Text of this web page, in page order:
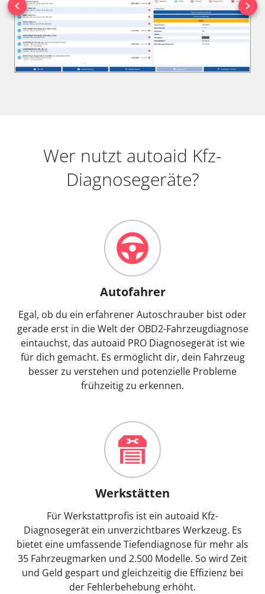
Wer nutzt autoaid Kfz-
Diagnosegeräte?
Autofahrer
Egal, ob du ein erfahrener Autoschrauber bist oder
gerade erst in die Welt der OBD2-Fahrzeugdiagnose
eintauchst, das autoaid PRO Diagnosegerät ist wie
für dich gemacht. Es ermöglicht dir, dein Fahrzeug
besser zu verstehen und potenzielle Probleme
frühzeitig zu erkennen.
Werkstätten
Für Werkstattprofis ist ein autoaid Kfz-
Diagnosegerät ein unverzichtbares Werkzeug. Es
bietet eine umfassende Tiefendiagnose für mehr als
35 Fahrzeugmarken und 2.500 Modelle. So wird Zeit
und Geld gespart und gleichzeitig die Effizienz bei
der Fehlerbehebung erhöht.